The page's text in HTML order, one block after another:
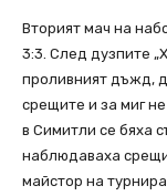
Вторият мач на
3:3. След дузпите
проливният дъжд,
срещите и за миг
в Симитли се бяха
наблюдаваха
майстор на